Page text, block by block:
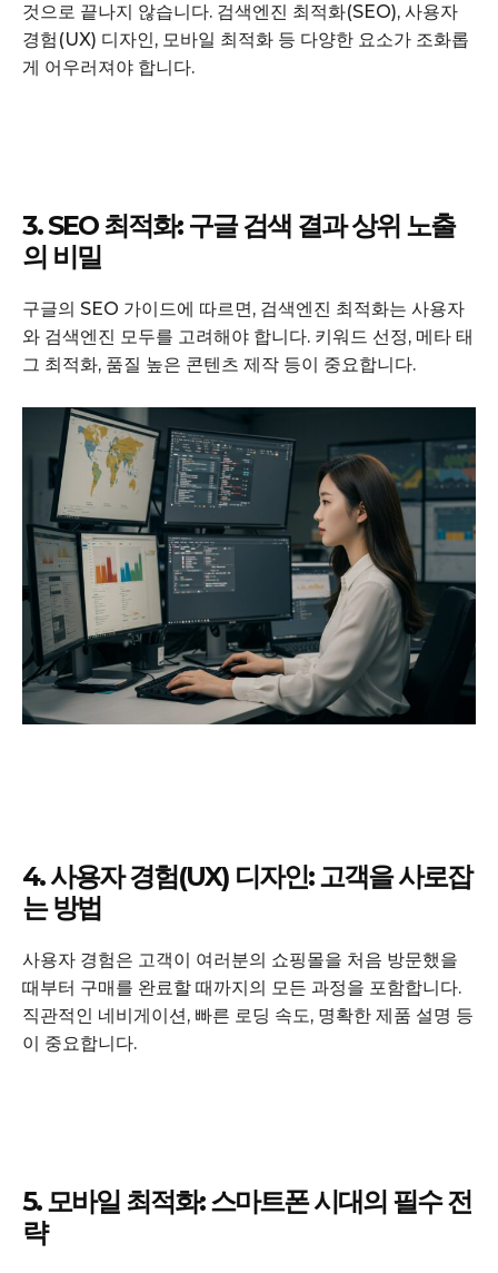
것으로 끝나지 않습니다. 검색엔진 최적화(SEO), 사용자
경험(UX) 디자인, 모바일 최적화 등 다양한 요소가 조화롭
게 어우러져야 합니다.
3. SEO 최적화: 구글 검색 결과 상위 노출
의 비밀
구글의 SEO 가이드에 따르면, 검색엔진 최적화는 사용자
와 검색엔진 모두를 고려해야 합니다. 키워드 선정, 메타 태
그 최적화, 품질 높은 콘텐츠 제작 등이 중요합니다.
4. 사용자 경험(UX) 디자인: 고객을 사로잡
는 방법
사용자 경험은 고객이 여러분의 쇼핑몰을 처음 방문했을
때부터 구매를 완료할 때까지의 모든 과정을 포함합니다.
직관적인 네비게이션, 빠른 로딩 속도, 명확한 제품 설명 등
이 중요합니다.
5. 모바일 최적화: 스마트폰 시대의 필수 전
략